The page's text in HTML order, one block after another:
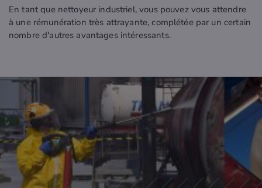
En tant que nettoyeur industriel, vous pouvez vous attendre
à une rémunération très attrayante, complétée par un certain
nombre d'autres avantages intéressants.